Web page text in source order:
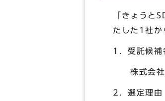
「きょうと
たした1社か
1．受託候補
株式会社
2．選定理由